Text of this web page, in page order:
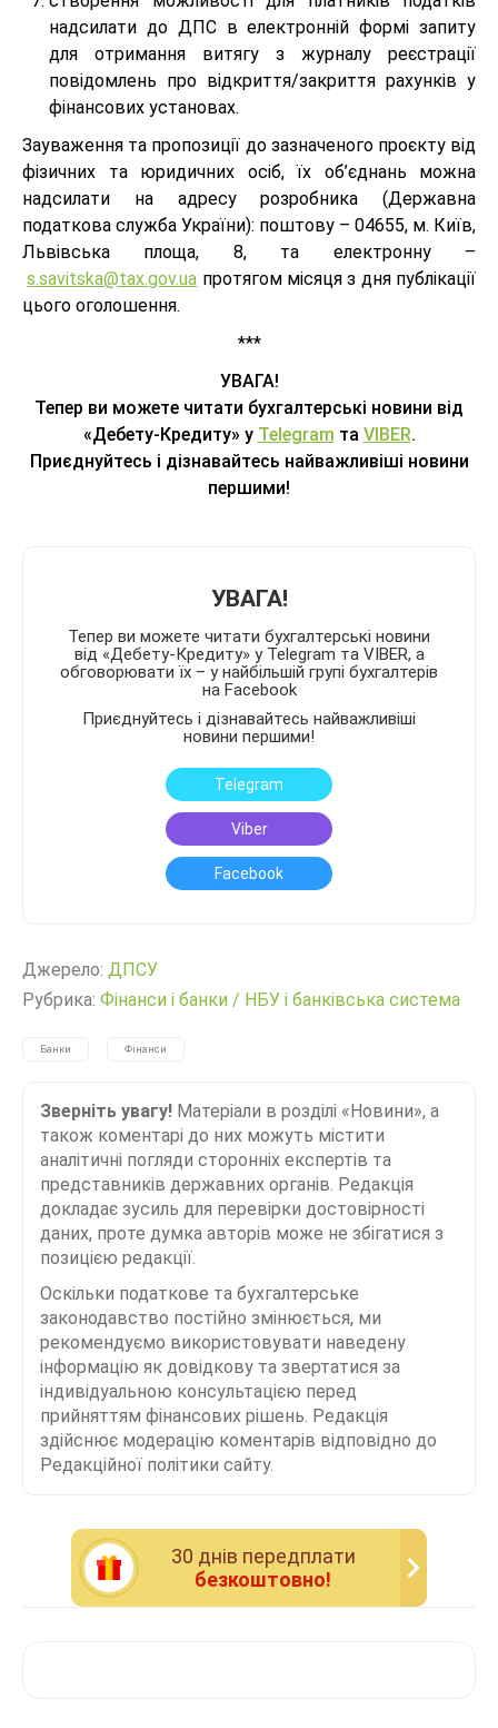
надсилати до ДПС в електронній формі запиту
для отримання витягу з журналу реєстрації
повідомлень про відкриття/закриття рахунків у
фінансових установах.
Зауваження та пропозиції до зазначеного проєкту від
фізичних та юридичних осіб, їх об’єднань можна
надсилати на адресу розробника (Державна
податкова служба України): поштову – 04655, м. Київ,
Львівська площа, 8, та електронну –
s.savitska@tax.gov.ua протягом місяця з дня публікації
цього оголошення.
***
УВАГА!
Тепер ви можете читати бухгалтерські новини від
«Дебету-Кредиту» у Telegram та VIBER.
Приєднуйтесь і дізнавайтесь найважливіші новини
першими!
УВАГА!
Тепер ви можете читати бухгалтерські новини
від «Дебету-Кредиту» у Telegram та VIBER, а
обговорювати їх – у найбільшій групі бухгалтерів
на Facebook
Приєднуйтесь і дізнавайтесь найважливіші
новини першими!
Telegram
Viber
Facebook
Джерело: ДПСУ
Рубрика: Фінанси і банки / НБУ і банківська система
Банки Фінанси
Зверніть увагу! Матеріали в розділі «Новини», а
також коментарі до них можуть містити
аналітичні погляди сторонніх експертів та
представників державних органів. Редакція
докладає зусиль для перевірки достовірності
даних, проте думка авторів може не збігатися з
позицією редакції.
Оскільки податкове та бухгалтерське
законодавство постійно змінюється, ми
рекомендуємо використовувати наведену
інформацію як довідкову та звертатися за
індивідуальною консультацією перед
прийняттям фінансових рішень. Редакція
здійснює модерацію коментарів відповідно до
Редакційної політики сайту.
30 днiв передплати
безкоштовно!